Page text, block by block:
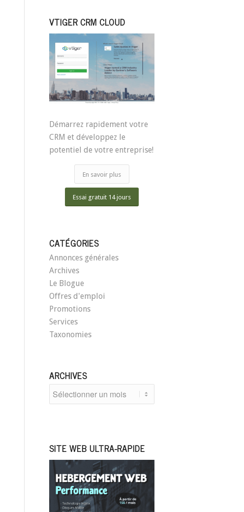
VTIGER CRM CLOUD
Démarrez rapidement votre
CRM et développez le
potentiel de votre entreprise!
En savoir plus
Essai gratuit 14 jours
CATÉGORIES
Annonces générales
Archives
Le Blogue
Offres d'emploi
Promotions
Services
Taxonomies
ARCHIVES
SITE WEB ULTRA-RAPIDE